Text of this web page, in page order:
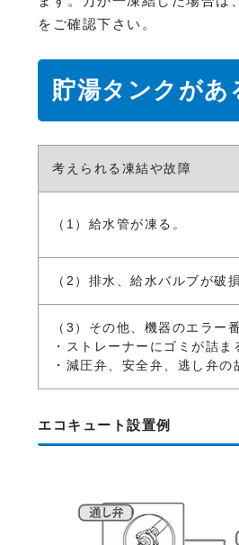
をご確認下さい。
貯湯タンクがあ
考えられる凍結や故障
（1）給水管が凍る。
（2）排水、給水バルブが破損
（3）その他、機器のエラー
・ストレーナーにゴミが詰ま
・減圧弁、安全弁、逃し弁の
エコキュート設置例